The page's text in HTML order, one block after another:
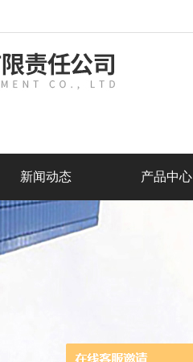
新闻动态 产品中心